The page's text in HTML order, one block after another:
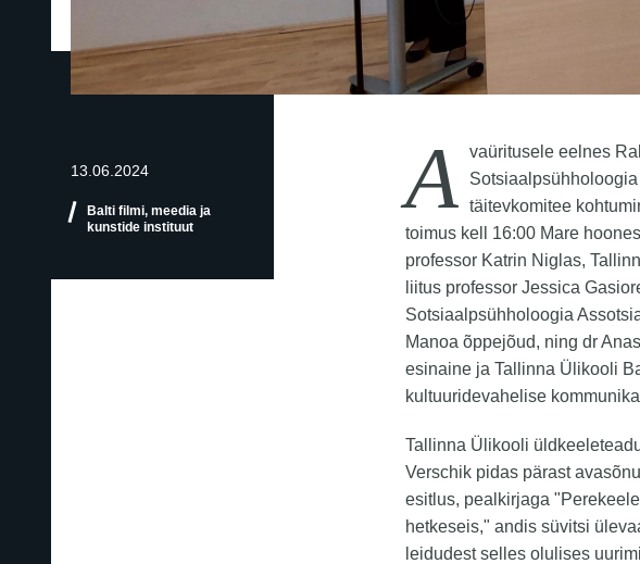
13.06.2024
Balti filmi, meedia ja
kunstide instituut
A
vaüritusele eelnes
täitevkomitee
toimus kell 16:00 Mare
professor Katrin Niglas,
liitus professor Jessica
Sotsiaalpsühholoogia
Manoa õppejõud, ning dr
esinaine ja Tallinna Ülikooli
kultuuridevahelise
Tallinna Ülikooli
Verschik pidas pärast
esitlus, pealkirjaga
hetkeseis," andis süvitsi
leidudest selles olulises